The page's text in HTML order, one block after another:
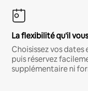
La flexibilité qu'il
Choisissez vos
puis réservez
supplémentaire ni